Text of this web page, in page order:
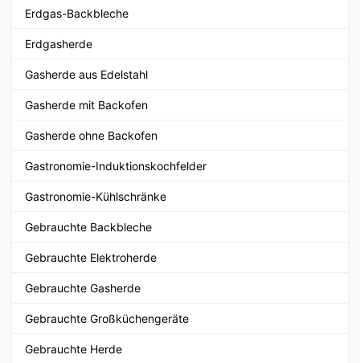
Erdgas-Backbleche
Erdgasherde
Gasherde aus Edelstahl
Gasherde mit Backofen
Gasherde ohne Backofen
Gastronomie-Induktionskochfelder
Gastronomie-Kühlschränke
Gebrauchte Backbleche
Gebrauchte Elektroherde
Gebrauchte Gasherde
Gebrauchte Großküchengeräte
Gebrauchte Herde